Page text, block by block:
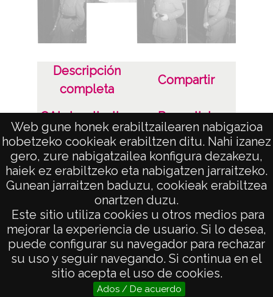
Web gune honek erabiltzailearen nabigazioa
hobetzeko cookieak erabiltzen ditu. Nahi izanez
gero, zure nabigatzailea konfigura dezakezu,
haiek ez erabiltzeko eta nabigatzen jarraitzeko.
Gunean jarraitzen baduzu, cookieak erabiltzea
onartzen duzu.
Este sitio utiliza cookies u otros medios para
mejorar la experiencia de usuario. Si lo desea,
puede configurar su navegador para rechazar
su uso y seguir navegando. Si continua en el
sitio acepta el uso de cookies.
Ados / De acuerdo
Signatura antigua: C-317 F-7; Rollo nº 5 -
Fotografías 189 a 229
CC BY-NC-SA 4.0
Descripción
completa
Compartir
OAI visualization Permalink
Aviso Legal
AVISO LEGAL
POLÍTICA DE PRIVACIDAD
ACCESIBILIDAD
ATENCIÓN CIUDADANA